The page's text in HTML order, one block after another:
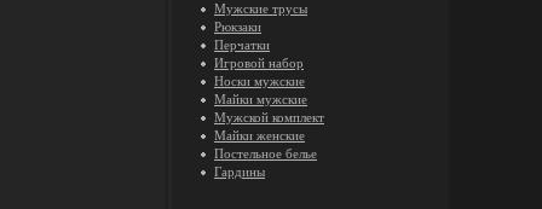
Мужские трусы
Рюкзаки
Перчатки
Игровой набор
Носки мужские
Майки мужские
Мужской комплект
Майки женские
Постельное белье
Гардины